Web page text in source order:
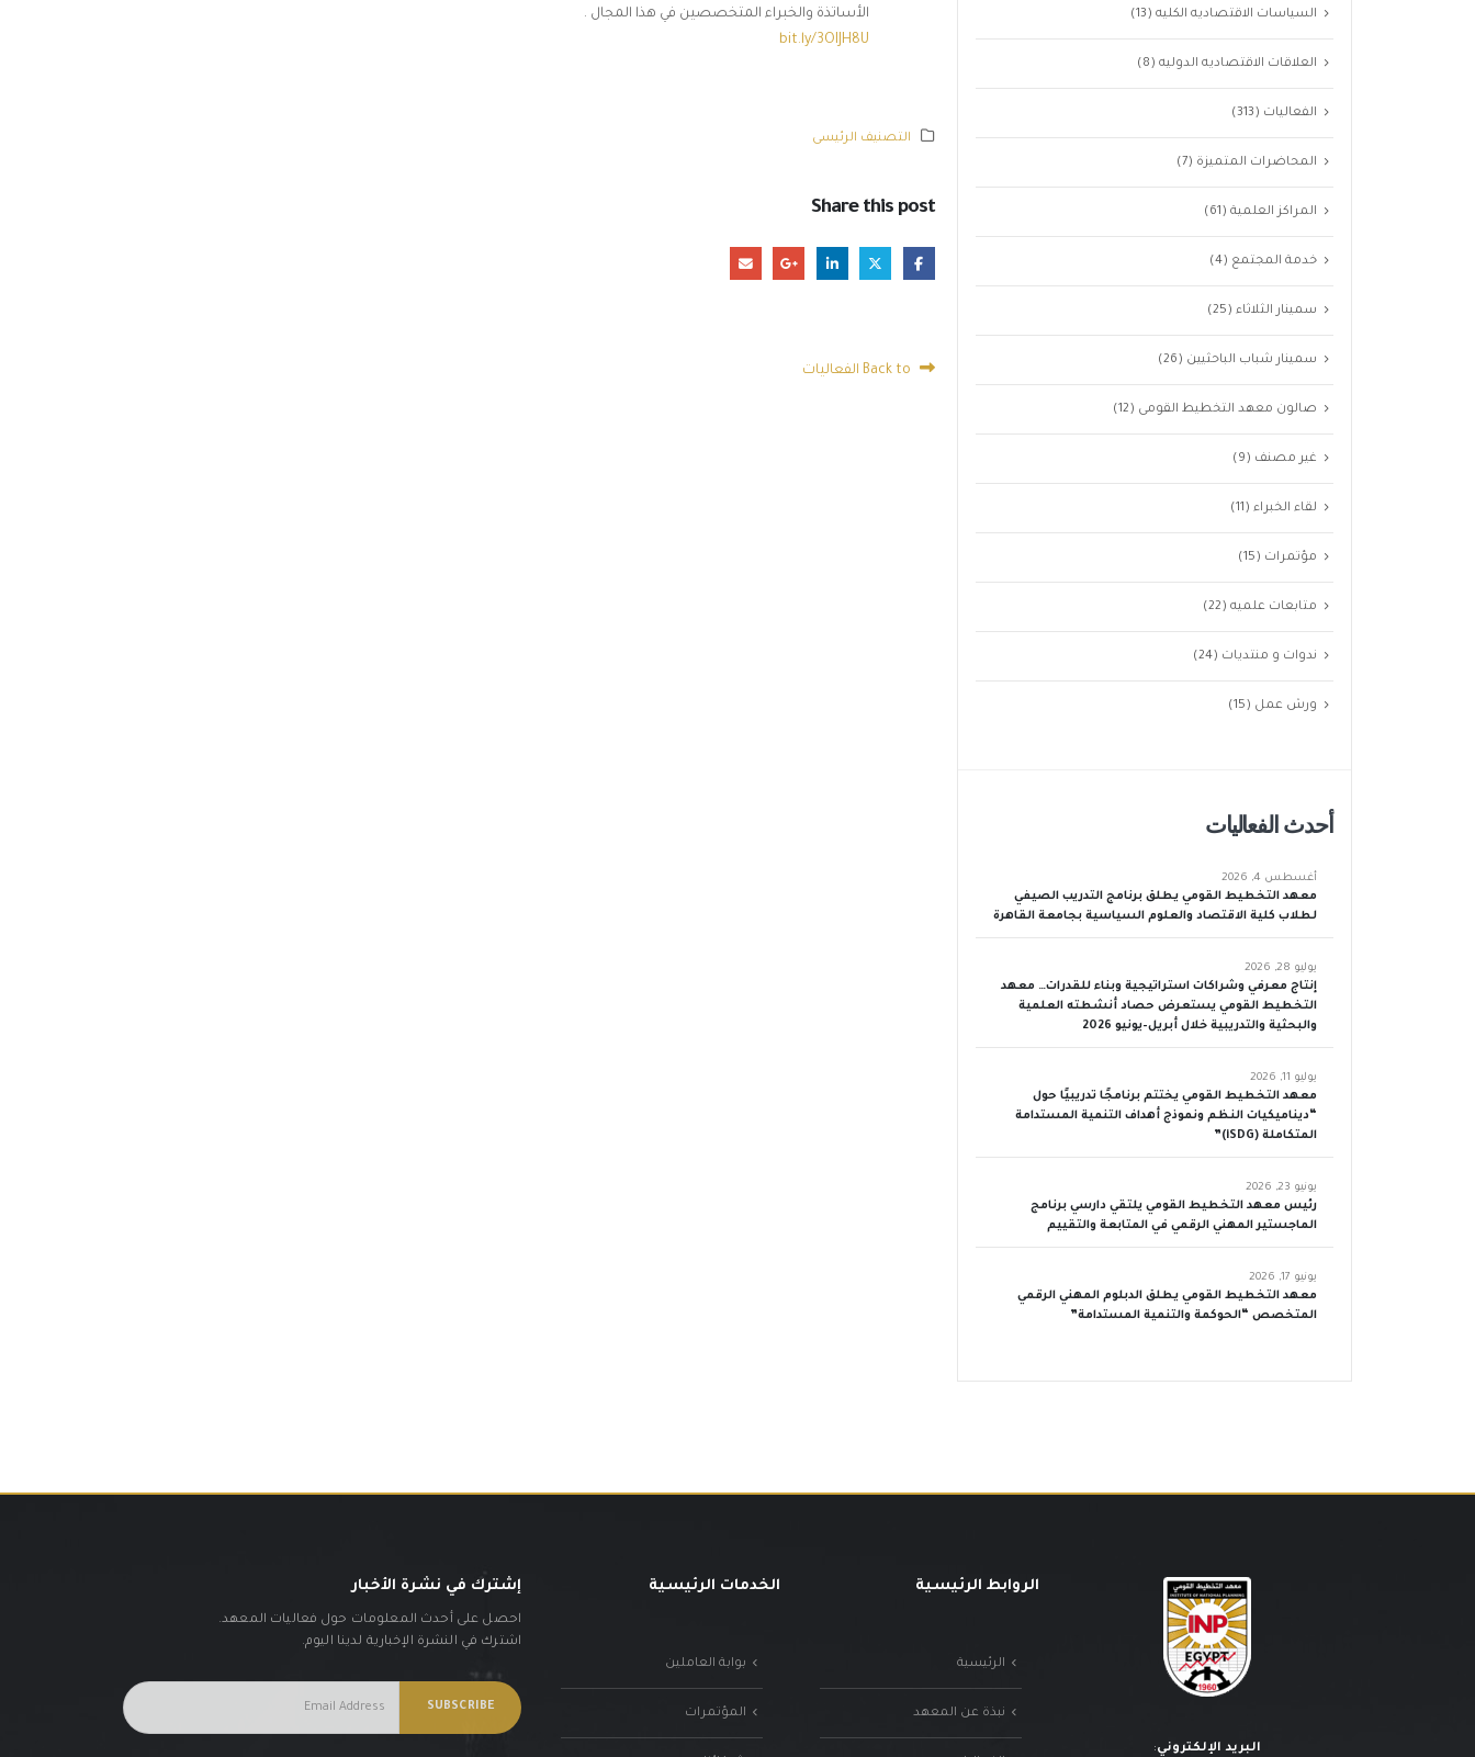
الأساتذة والخبراء المتخصصين في هذا المجال .
bit.ly/3OIJH8U
التصنيف الرئيسى
Share this post
السياسات الاقتصاديه الكليه (13)
العلاقات الاقتصاديه الدوليه (8)
الفعاليات (313)
المحاضرات المتميزة (7)
المراكز العلمية (61)
خدمة المجتمع (4)
سمينار الثلاثاء (25)
سمينار شباب الباحثيين (26)
صالون معهد التخطيط القومى (12)
غير مصنف (9)
لقاء الخبراء (11)
مؤتمرات (15)
متابعات علميه (22)
ندوات و منتديات (24)
ورش عمل (15)
أحدث الفعاليات
معهد التخطيط القومي يطلق برنامج التدريب الصيفي
لطلاب كلية الاقتصاد والعلوم السياسية بجامعة القاهرة
أغسطس 4, 2026
إنتاج معرفي وشراكات استراتيجية وبناء للقدرات… معهد
التخطيط القومي يستعرض حصاد أنشطته العلمية
والبحثية والتدريبية خلال أبريل–يونيو 2026
يوليو 28, 2026
معهد التخطيط القومي يختتم برنامجًا تدريبيًا حول
“ديناميكيات النظم ونموذج أهداف التنمية المستدامة
المتكاملة (iSDG)”
يوليو 11, 2026
رئيس معهد التخطيط القومي يلتقي دارسي برنامج
الماجستير المهني الرقمي في المتابعة والتقييم
يونيو 23, 2026
معهد التخطيط القومي يطلق الدبلوم المهني الرقمي
المتخصص “الحوكمة والتنمية المستدامة”
يونيو 17, 2026
البريد الإلكتروني:
الروابط الرئيسية
الرئيسية
نبذة عن المعهد
الخدمات الرئيسية
بوابة العاملين
المؤتمرات
إشترك في نشرة الأخبار
احصل على أحدث المعلومات حول فعاليات المعهد.
اشترك في النشرة الإخبارية لدينا اليوم.